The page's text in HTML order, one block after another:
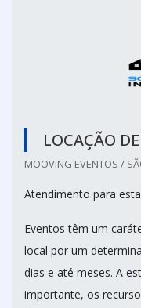
LOCAÇÃO
MOOVING EVENTOS /
Atendimento para
Eventos têm um
local por um
dias e até meses. A
importante, os